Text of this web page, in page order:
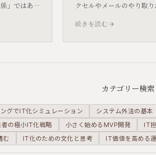
」ではあ
を管理
クセルやメールのやり取
カンバンといった考え方と
続きを読む
カテゴリー検索
グでIT化シミュレーション システム外注の基本
の極小IT化戦略 小さく始めるMVP開発 IT
む IT化のための文化と思考 IT価値を高める